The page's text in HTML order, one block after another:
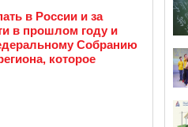
в России и за
в прошлом году и
Собранию
которое